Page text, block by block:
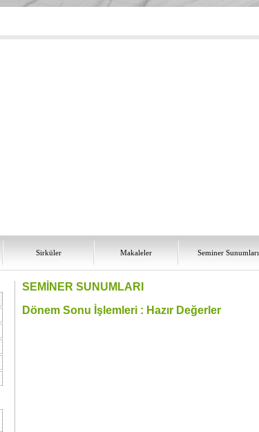
Sirküler Makaleler Seminer Sunumları
SEMİNER SUNUMLARI
Dönem Sonu İşlemleri : Hazır Değerler